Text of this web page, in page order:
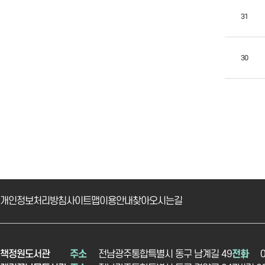
31
30
개인정보처리방침사이트맵이용안내찾아오시는길
책정원도서관 주소 전남광주통합특별시 동구 남계길 49전화